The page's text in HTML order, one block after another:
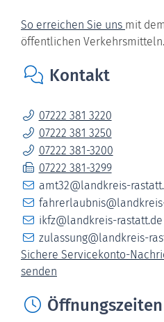
So erreichen Sie uns mit
öffentlichen Verkehrsmitteln.
Kontakt
07222 381 3220
07222 381 3250
07222 381-3200
07222 381-3299
amt32@landkreis-
ikfz@landkreis-rastatt.de
zulassung@landkreis-
Sichere Servicekonto-
senden
Öffnungszeiten